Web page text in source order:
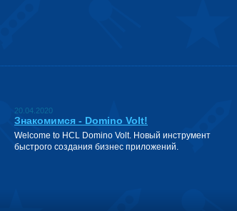
20.04.2020
Знакомимся - Domino Volt!
Welcome to HCL Domino Volt. Новый инструмент
быстрого создания бизнес приложений.